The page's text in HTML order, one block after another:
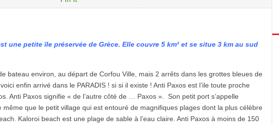
une petite île préservée de Grèce. Elle couvre 5 km² et se situe 3 km au sud
bateau environ, au départ de Corfou Ville, mais 2 arrêts dans les grottes bleues de
enfin arrivé dans le PARADIS ! si si il existe ! Anti Paxos est l’ile toute proche
Anti Paxos signifie « de l’autre côté de … Paxos ». Son petit port s’appelle
même que le petit village qui est entouré de magnifiques plages dont la plus célèbre
Kaloroi beach est une plage de sable à l’eau claire. Anti Paxos à moins de 150